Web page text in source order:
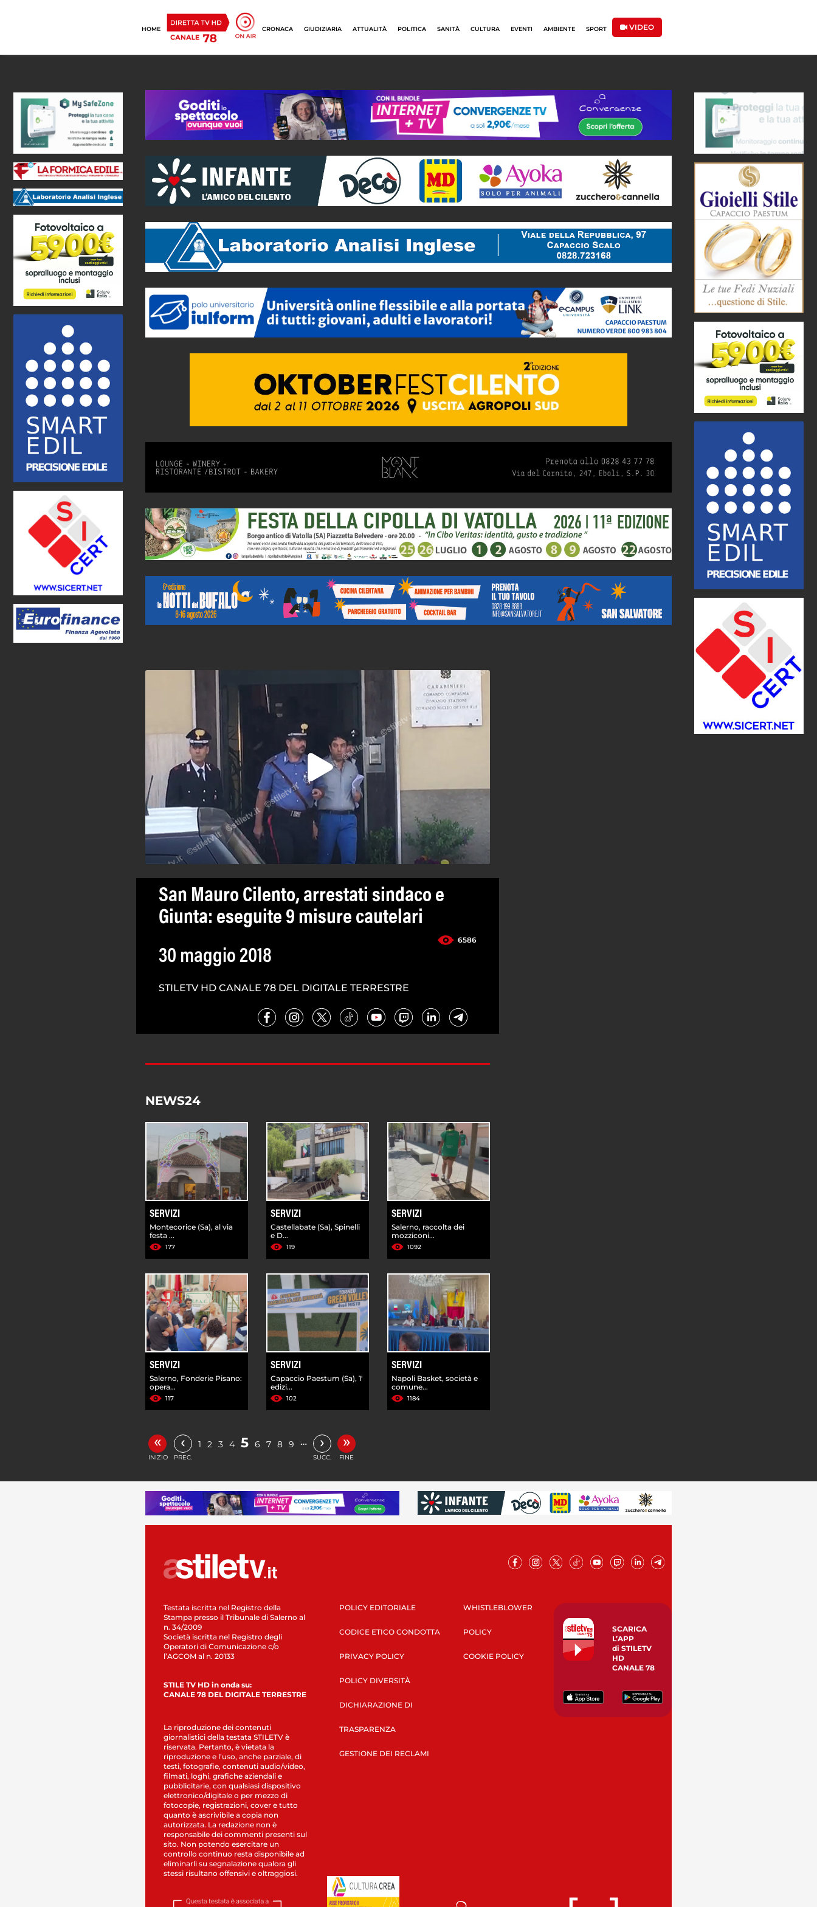
HOME CRONACA GIUDIZIARIA ATTUALITÀ POLITICA SANITÀ CULTURA EVENTI AMBIENTE SPORT VIDEO
San Mauro Cilento, arrestati sindaco e
Giunta: eseguite 9 misure cautelari
6586
30 maggio 2018
STILETV HD CANALE 78 DEL DIGITALE TERRESTRE
NEWS24
SERVIZI
Montecorice (Sa), al via
festa ...
177
SERVIZI
Castellabate (Sa), Spinelli
e D...
119
SERVIZI
Salerno, raccolta dei
mozziconi...
1092
SERVIZI
Salerno, Fonderie Pisano:
opera...
117
SERVIZI
Capaccio Paestum (Sa), 1'
edizi...
102
SERVIZI
Napoli Basket, società e
comune...
1184
«
INIZIO
‹
PREC.
1 2 3 4 5 6 7 8 9 … ›
SUCC.
»
FINE
Testata iscritta nel Registro della
Stampa presso il Tribunale di Salerno al
n. 34/2009
Società iscritta nel Registro degli
Operatori di Comunicazione c/o
l’AGCOM al n. 20133
STILE TV HD in onda su:
CANALE 78 DEL DIGITALE TERRESTRE
La riproduzione dei contenuti
giornalistici della testata STILETV è
riservata. Pertanto, è vietata la
riproduzione e l’uso, anche parziale, di
testi, fotografie, contenuti audio/video,
filmati, loghi, grafiche aziendali e
pubblicitarie, con qualsiasi dispositivo
elettronico/digitale o per mezzo di
fotocopie, registrazioni, cover e tutto
quanto è ascrivibile a copia non
autorizzata. La redazione non è
responsabile dei commenti presenti sul
sito. Non potendo esercitare un
controllo continuo resta disponibile ad
eliminarli su segnalazione qualora gli
stessi risultano offensivi e oltraggiosi.
POLICY EDITORIALE
CODICE ETICO CONDOTTA
PRIVACY POLICY
POLICY DIVERSITÀ
DICHIARAZIONE DI
TRASPARENZA
GESTIONE DEI RECLAMI
WHISTLEBLOWER
POLICY
COOKIE POLICY
SCARICA
L’APP
di STILETV
HD
CANALE 78